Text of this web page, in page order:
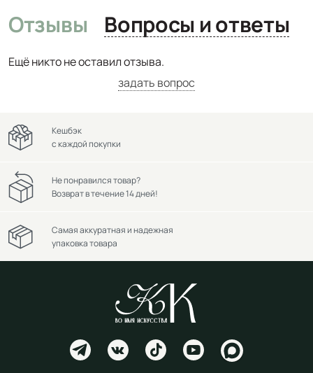
Отзывы Вопросы и ответы
Ещё никто не оставил отзыва.
задать вопрос
Кешбэк
с каждой покупки
Не понравился товар?
Возврат в течение 14 дней!
Самая аккуратная и надежная
упаковка товара